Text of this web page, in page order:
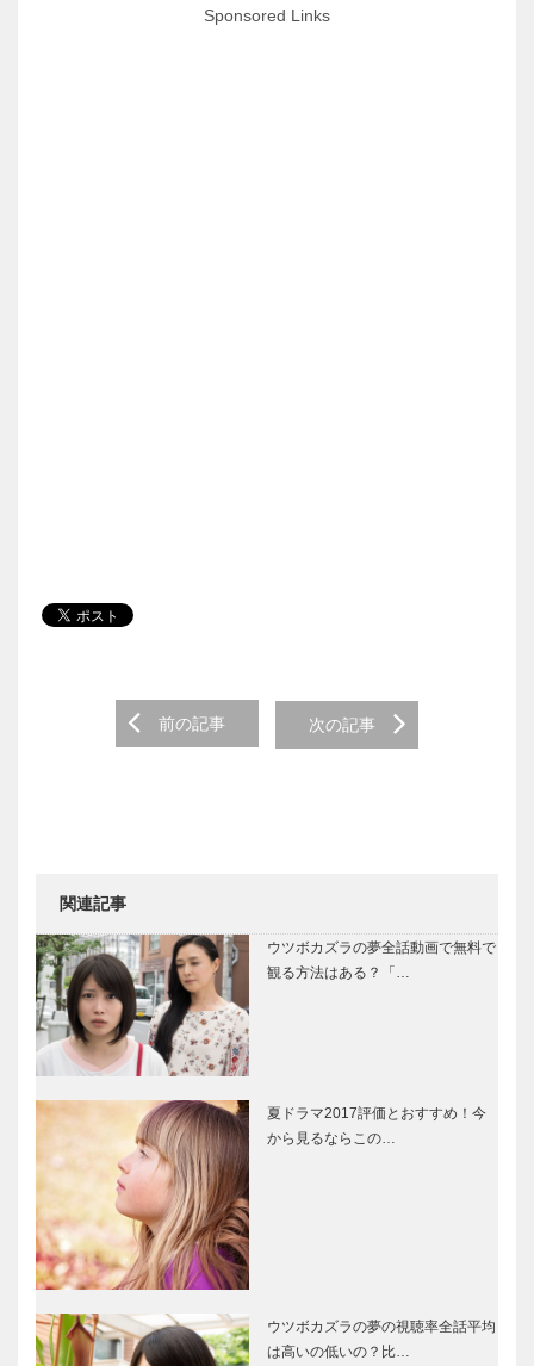
Sponsored Links
Post navigation
前の記事 次の記事
関連記事
ウツボカズラの夢全話動画で無料で
観る方法はある？「…
夏ドラマ2017評価とおすすめ！今
から見るならこの…
ウツボカズラの夢の視聴率全話平均
は高いの低いの？比…